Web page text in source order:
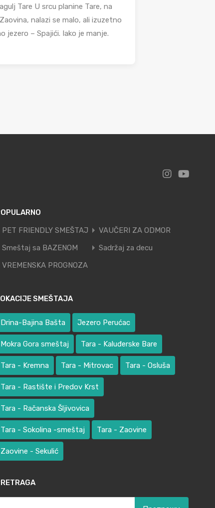
Tare U srcu planine Tare, na
nalazi se malo, ali izuzetno
jezero – Spajići. Iako je manje.
PET FRIENDLY SMEŠTAJ
VAUČERI ZA ODMOR
Smeštaj sa BAZENOM
Sadržaj za decu
VREMENSKA PROGNOZA
SMEŠTAJA
Drina-Bajina Bašta Jezero Perućac
Mokra Gora smeštaj Tara - Kaluđerske Bare
Tara - Kremna Tara - Mitrovac Tara - Osluša
Tara - Rastište i Predov Krst
Tara - Račanska Šljivovica
Tara - Sokolina -smeštaj Tara - Zaovine
Zaovine - Sekulić